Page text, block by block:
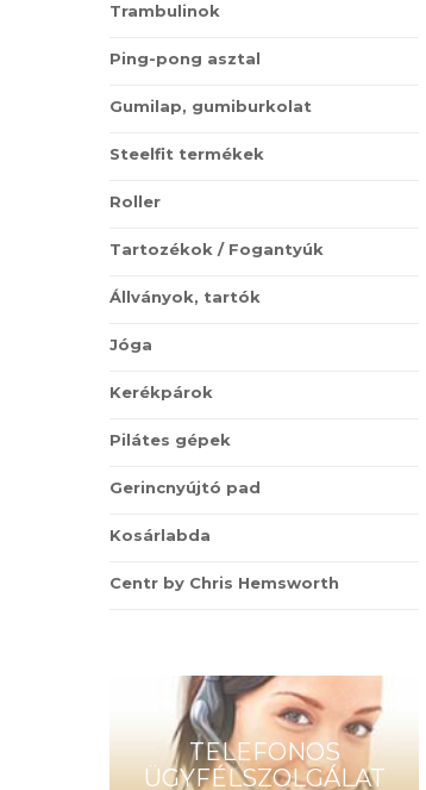
Trambulinok
Ping-pong asztal
Gumilap, gumiburkolat
Steelfit termékek
Roller
Tartozékok / Fogantyúk
Állványok, tartók
Jóga
Kerékpárok
Pilátes gépek
Gerincnyújtó pad
Kosárlabda
Centr by Chris Hemsworth
TELEFONOS
ÜGYFÉLSZOLGÁLAT